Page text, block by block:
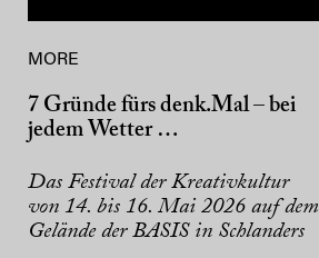
MORE
7 Gründe fürs denk.Mal – bei
jedem Wetter …
Das Festival der Kreativkultur
von 14. bis 16. Mai 2026 auf dem
Gelände der BASIS in Schlanders